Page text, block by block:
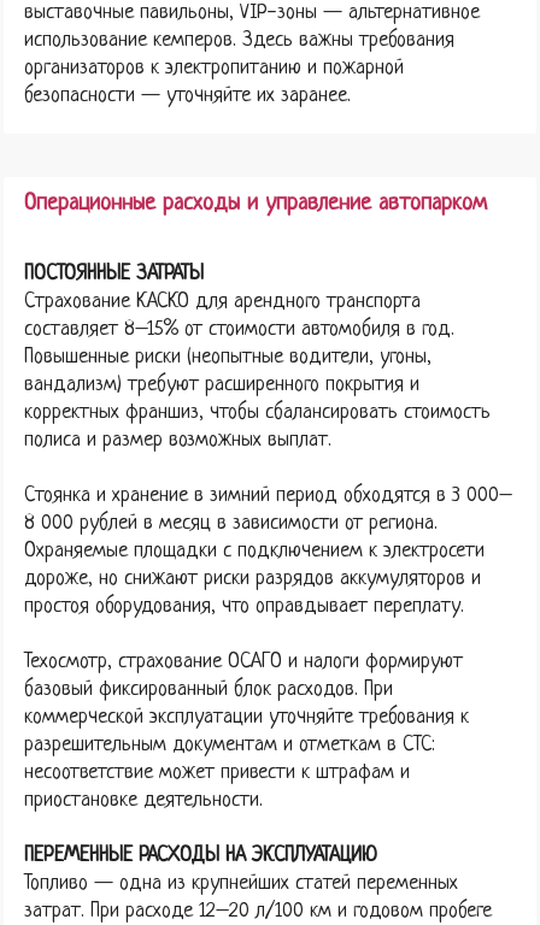
выставочные павильоны, VIP-зоны — альтернативное
использование кемперов. Здесь важны требования
организаторов к электропитанию и пожарной
безопасности — уточняйте их заранее.
Операционные расходы и управление автопарком
ПОСТОЯННЫЕ ЗАТРАТЫ
Страхование КАСКО для арендного транспорта
составляет 8–15% от стоимости автомобиля в год.
Повышенные риски (неопытные водители, угоны,
вандализм) требуют расширенного покрытия и
корректных франшиз, чтобы сбалансировать стоимость
полиса и размер возможных выплат.
Стоянка и хранение в зимний период обходятся в 3 000–
8 000 рублей в месяц в зависимости от региона.
Охраняемые площадки с подключением к электросети
дороже, но снижают риски разрядов аккумуляторов и
простоя оборудования, что оправдывает переплату.
Техосмотр, страхование ОСАГО и налоги формируют
базовый фиксированный блок расходов. При
коммерческой эксплуатации уточняйте требования к
разрешительным документам и отметкам в СТС:
несоответствие может привести к штрафам и
приостановке деятельности.
ПЕРЕМЕННЫЕ РАСХОДЫ НА ЭКСПЛУАТАЦИЮ
Топливо — одна из крупнейших статей переменных
затрат. При расходе 12–20 л/100 км и годовом пробеге